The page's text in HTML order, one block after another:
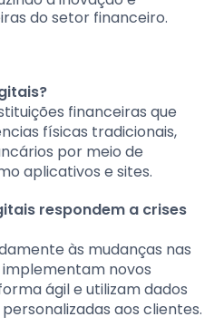
do setor financeiro.
financeiras que
físicas tradicionais,
por meio de
aplicativos e sites.
respondem a crises
às mudanças nas
novos
ágil e utilizam dados
aos clientes.